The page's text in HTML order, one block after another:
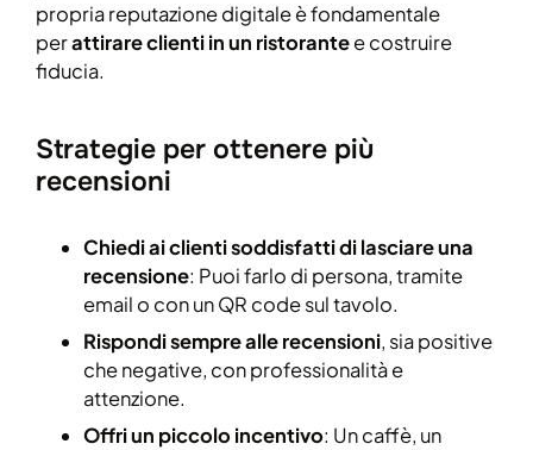
propria reputazione digitale è fondamentale
perattirare clienti in un ristorantee costruire
fiducia.
Strategie per ottenere più
recensioni
Chiedi ai clienti soddisfatti di lasciare una
recensione: Puoi farlo di persona, tramite
email o con un QR code sul tavolo.
Rispondi sempre alle recensioni, sia positive
che negative, con professionalità e
attenzione.
Offri un piccolo incentivo: Un caffè, un